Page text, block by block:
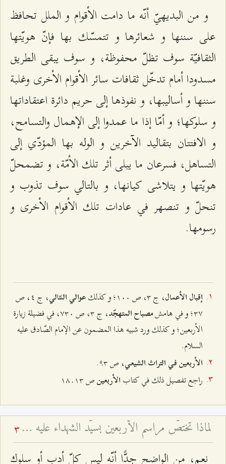
و من البديهيّ أنّه ما دامت الأقوام و الملل تحافظ
على سننها و شعائرها و تتمسّك بها فإنّ هويّتها
الثقافيّة سوف تظلّ‌ محفوظة، و سوف يبقى الطريق
مسدودا أمام تدخّل ثقافات سائر الأقوام الأخرى وغلبة
سننها و أساليبها، و نفوذها إلى حريم دائرة اعتقاداتها
و سلوكها؛ و أمّا إذا ما عمدوا إلى الإهمال والتسامح،
و الافتتان بتقاليد الآخرين و الوله بها المؤدّي إلى
التساهل، فسرعان ما يبلى أثر تلك الأمّة، و تضمحلّ
هويّتها و يتلاشى كيانها، و بالتالي سوف تذوب و
تنحلّ و تنصهر في عادات تلك الأقوام الأخرى و
رسومها.
إقبال الأعمال، ج ٣، ص ۱۰۰؛ و كذلك عوالي اللئالي
، ج ٤، ص
٣۷؛ و في هامش
مصباح المتهجّد
، ج ٣، ص ۷٣۰، في فضيلة زيارة
الأربعين؛ و كذلك ورد شبيه هذا المضمون عن الإمام الصّادق عليه
السلام.
الأربعين في التراث الشيعي، ص ٩٣.
راجع تفصيل ذلك في كتاب الأربعينص ۱٣ ـ ۱۸
لماذا تختصّ مراسم الأربعين بسيّد الشهداء عليه السلام؟ - إقامة ذكرى الأربعين للمتوفى 3
نعم، من الواضح جدًّا أنّه ليس كلّ أدب أو سلوك